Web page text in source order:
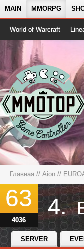
MAIN MMORPG
World of Warcraft
Главная // Aion //
63
4036
4.
SERVER